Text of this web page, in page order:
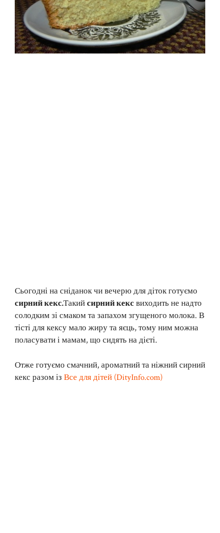
Сьогодні на сніданок чи вечерю для діток готуємо
сирний кекс.Такийсирний кекс виходить не надто
солодким зі смаком та запахом згущеного молока. В
тісті для кексу мало жиру та яєць, тому ним можна
поласувати і мамам, що сидять на дієті.
Отже готуємо смачний, ароматний та ніжний сирний
кекс разом із Все для дітей (DityInfo.com)